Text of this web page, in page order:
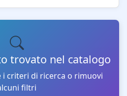
trovato nel catalogo
i criteri di ricerca o rimuovi
filtri